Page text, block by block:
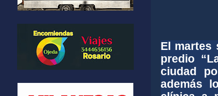
El martes
predio
ciudad
además